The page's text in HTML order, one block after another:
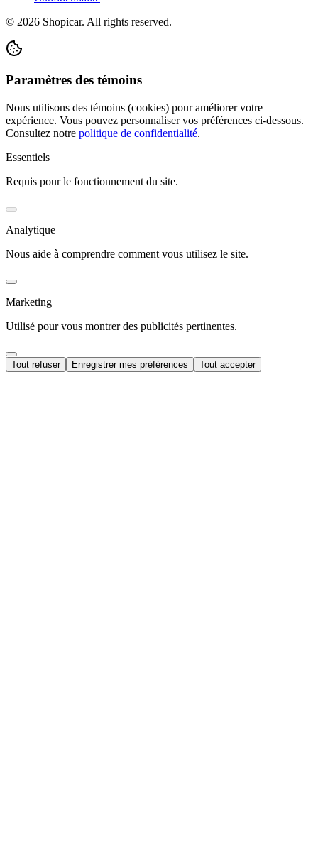
© 2026 Shopicar. All rights reserved.
Paramètres des témoins
Nous utilisons des témoins (cookies) pour améliorer votre
expérience. Vous pouvez personnaliser vos préférences ci-dessous.
Consultez notre politique de confidentialité.
Essentiels
Requis pour le fonctionnement du site.
Analytique
Nous aide à comprendre comment vous utilisez le site.
Marketing
Utilisé pour vous montrer des publicités pertinentes.
Tout refuser Enregistrer mes préférences Tout accepter